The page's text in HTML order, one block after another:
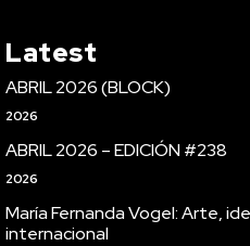
Latest
ABRIL 2026 (BLOCK)
2026
ABRIL 2026 – EDICIÓN #238
2026
María Fernanda Vogel: Arte,
internacional